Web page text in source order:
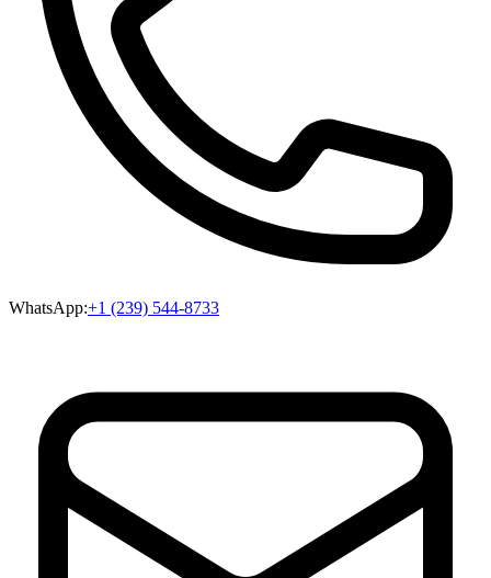
WhatsApp:+1 (239) 544-8733